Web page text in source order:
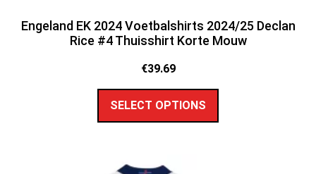
Engeland EK 2024 Voetbalshirts 2024/25 Declan
Rice #4 Thuisshirt Korte Mouw
€39.69
SELECT OPTIONS